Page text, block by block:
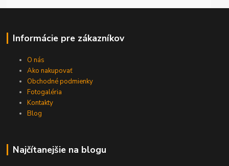
Informácie pre zákazníkov
O nás
Ako nakupovať
Obchodné podmienky
Fotogaléria
Kontakty
Blog
Najčítanejšie na blogu